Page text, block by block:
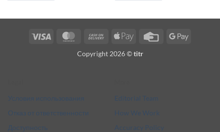
Visa MasterCardCash
Delivery
Apple
Credit
Google
Copyright 2026 ©titr
Условия использования
Отказ от ответственности
Доступность
Editorial Team
How We Work
Accuracy Policy